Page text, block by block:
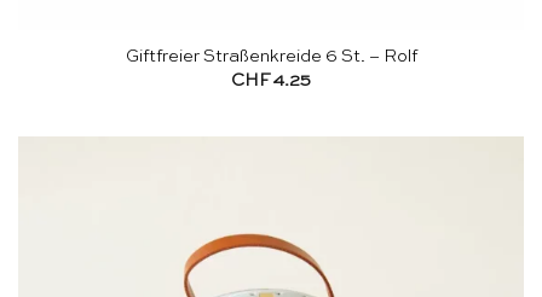
Giftfreier Straßenkreide 6 St. – Rolf
CHF4.25